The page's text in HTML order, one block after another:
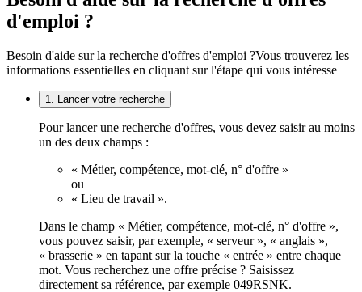
d'emploi ?
Besoin d'aide sur la recherche d'offres d'emploi ?Vous trouverez les
informations essentielles en cliquant sur l'étape qui vous intéresse
1. Lancer votre recherche
Pour lancer une recherche d'offres, vous devez saisir au moins
un des deux champs :
« Métier, compétence, mot-clé, n° d'offre »
ou
« Lieu de travail ».
Dans le champ « Métier, compétence, mot-clé, n° d'offre »,
vous pouvez saisir, par exemple, « serveur », « anglais »,
« brasserie » en tapant sur la touche « entrée » entre chaque
mot. Vous recherchez une offre précise ? Saisissez
directement sa référence, par exemple 049RSNK.